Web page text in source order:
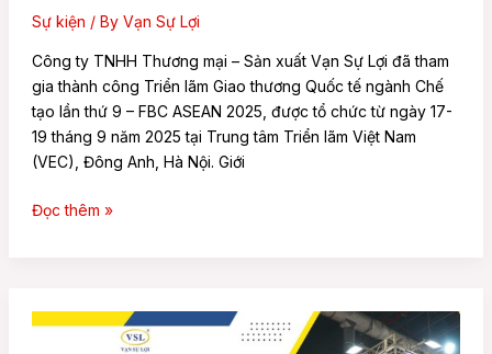
Sự kiện / By Vạn Sự Lợi
Công ty TNHH Thương mại – Sản xuất Vạn Sự Lợi đã tham
gia thành công Triển lãm Giao thương Quốc tế ngành Chế
tạo lần thứ 9 – FBC ASEAN 2025, được tổ chức từ ngày 17-
19 tháng 9 năm 2025 tại Trung tâm Triển lãm Việt Nam
(VEC), Đông Anh, Hà Nội. Giới
FBC
2025
Đọc thêm »
Vạn